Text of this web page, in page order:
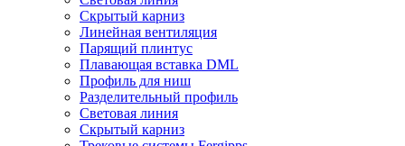
Скрытый карниз
Линейная вентиляция
Парящий плинтус
Плавающая вставка DML
Профиль для ниш
Разделительный профиль
Световая линия
Скрытый карниз